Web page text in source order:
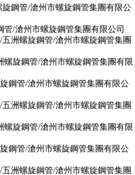
鋼管/滄州市螺旋鋼管集團有限公
/滄州市螺旋鋼管集團有限公司
洲螺旋鋼管/滄州市螺旋鋼管集團
旋鋼管/滄州市螺旋鋼管集團有限
鋼管/滄州市螺旋鋼管集團有限公
洲螺旋鋼管/滄州市螺旋鋼管集團
旋鋼管/滄州市螺旋鋼管集團有限
鋼管/滄州市螺旋鋼管集團有限公
洲螺旋鋼管/滄州市螺旋鋼管集團